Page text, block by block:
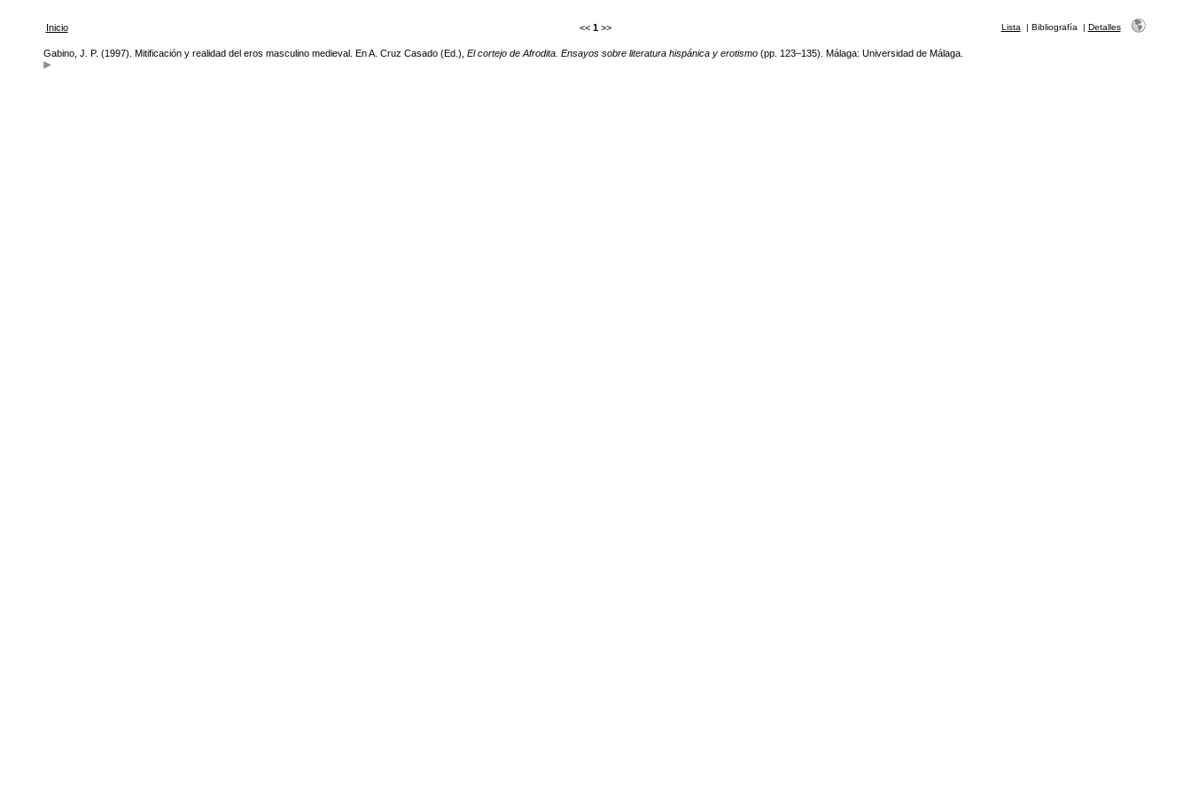
Inicio << 1 >> Lista | Bibliografía | Detalles
Gabino, J. P. (1997). Mitificación y realidad del eros masculino medieval. En A. Cruz Casado (Ed.), El cortejo de Afrodita. Ensayos sobre literatura hispánica y erotismo(pp. 123–135). Málaga: Universidad de Málaga.